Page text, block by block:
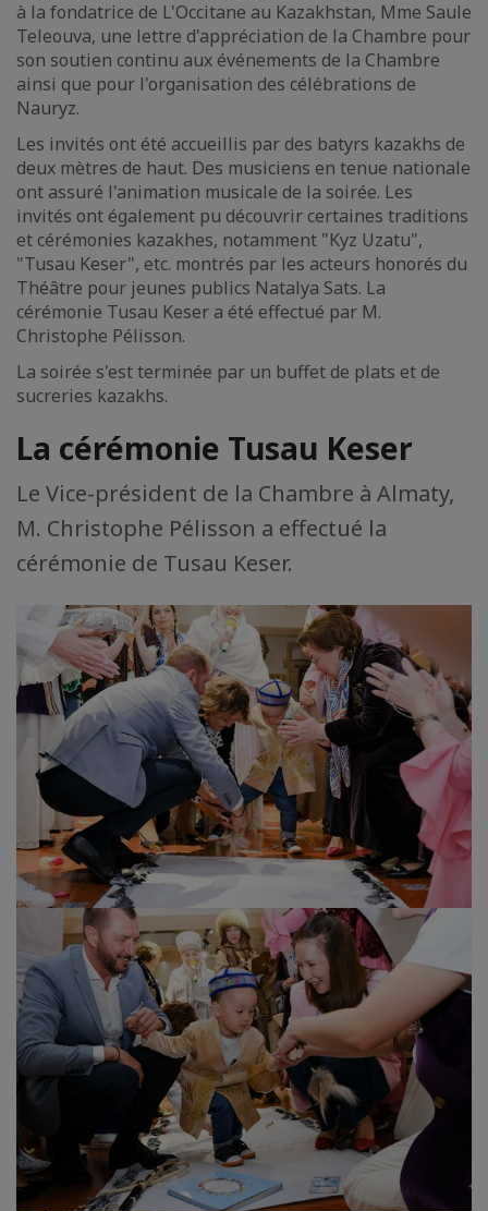
à la fondatrice de L'Occitane au Kazakhstan, Mme Saule
Teleouva, une lettre d'appréciation de la Chambre pour
son soutien continu aux événements de la Chambre
ainsi que pour l'organisation des célébrations de
Nauryz.
Les invités ont été accueillis par des batyrs kazakhs de
deux mètres de haut. Des musiciens en tenue nationale
ont assuré l'animation musicale de la soirée. Les
invités ont également pu découvrir certaines traditions
et cérémonies kazakhes, notamment "Kyz Uzatu",
"Tusau Keser", etc. montrés par les acteurs honorés du
Théâtre pour jeunes publics Natalya Sats. La
cérémonie Tusau Keser a été effectué par M.
Christophe Pélisson.
La soirée s'est terminée par un buffet de plats et de
sucreries kazakhs.
La cérémonie Tusau Keser
Le Vice-président de la Chambre à Almaty,
M. Christophe Pélisson a effectué la
cérémonie de Tusau Keser.